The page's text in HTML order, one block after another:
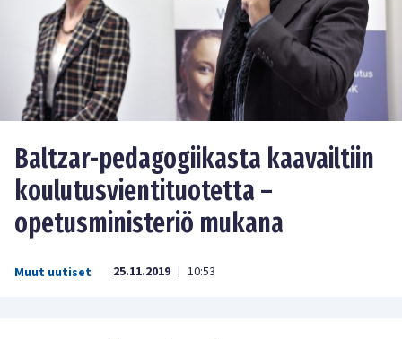
Baltzar-pedagogiikasta kaavailtiin
koulutusvientituotetta –
opetusministeriö mukana
Muut uutiset 25.11.2019 | 10:53